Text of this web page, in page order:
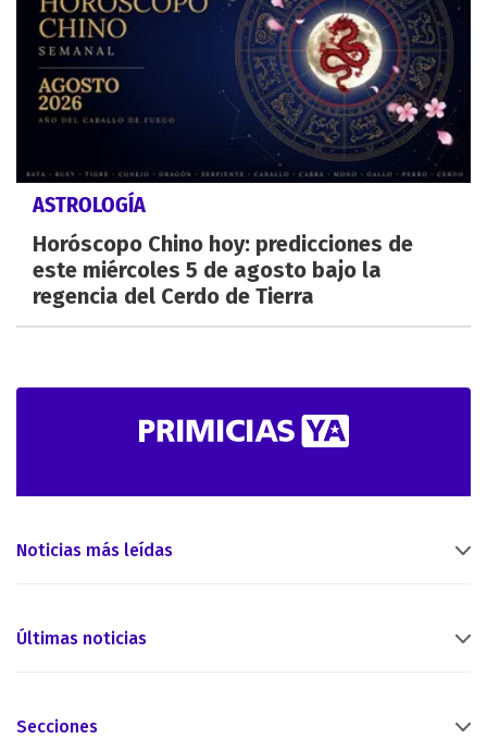
ASTROLOGÍA
Horóscopo Chino hoy: predicciones de
este miércoles 5 de agosto bajo la
regencia del Cerdo de Tierra
Noticias más leídas
Últimas noticias
Secciones